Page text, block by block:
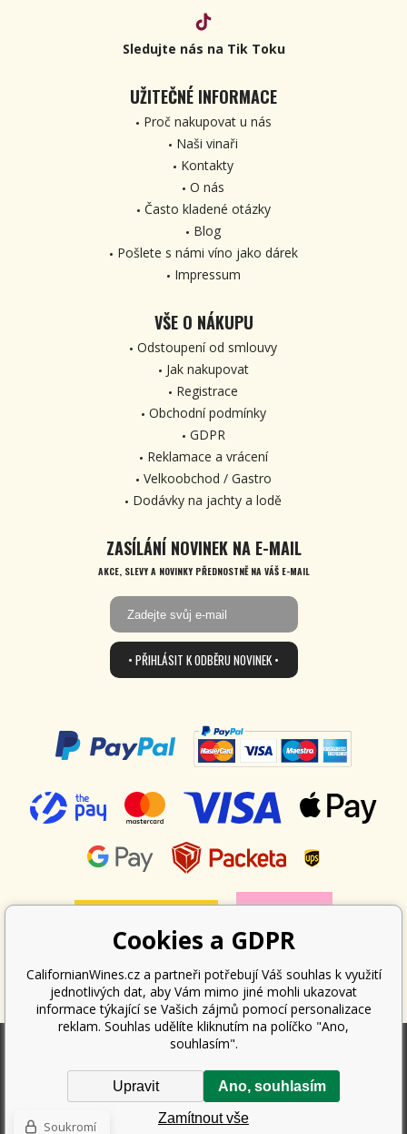
Sledujte nás na Tik Toku
UŽITEČNÉ INFORMACE
Proč nakupovat u nás
Naši vinaři
Kontakty
O nás
Často kladené otázky
Blog
Pošlete s námi víno jako dárek
Impressum
VŠE O NÁKUPU
Odstoupení od smlouvy
Jak nakupovat
Registrace
Obchodní podmínky
GDPR
Reklamace a vrácení
Velkoobchod / Gastro
Dodávky na jachty a lodě
ZASÍLÁNÍ NOVINEK NA E-MAIL
AKCE, SLEVY A NOVINKY PŘEDNOSTNĚ NA VÁŠ E-MAIL
• PŘIHLÁSIT K ODBĚRU NOVINEK •
Podle zákona o evidenci tržeb je prodávající povinen vystavit kupujícímu
účtenku. Zároveň je povinen zaevidovat přijatou tržbu u správce daně
online; v případě technického výpadku pak nejpozději do 48 hodin.
Copyright ©
Californian Wines Export s.r.o.
Cookies a GDPR
CalifornianWines.cz a partneři potřebují Váš souhlas k využití
jednotlivých dat, aby Vám mimo jiné mohli ukazovat
informace týkající se Vašich zájmů pomocí personalizace
reklam. Souhlas udělíte kliknutím na políčko "Ano,
souhlasím".
Zamítnout vše
Ano, souhlasím
Upravit
Soukromí